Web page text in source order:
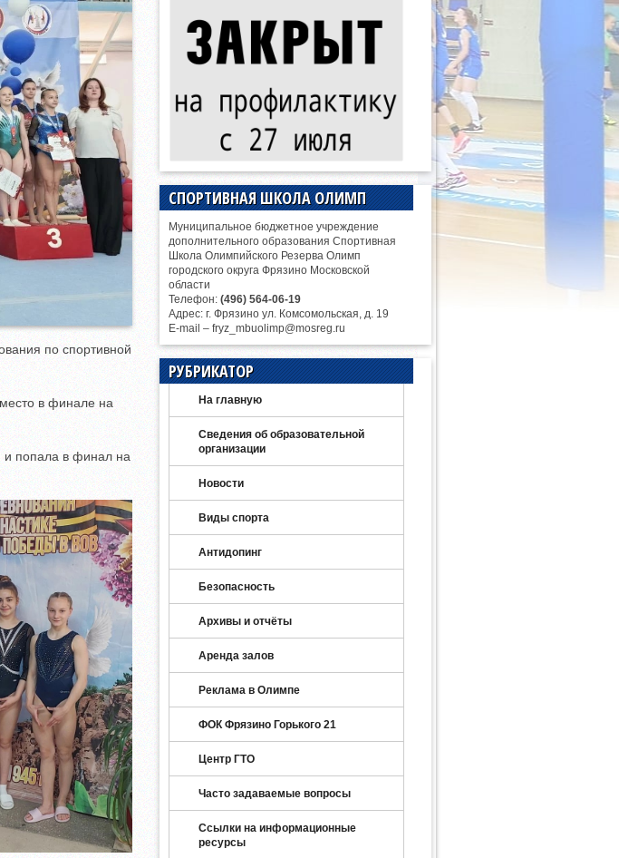
по спортивной
в финале на
и попала в финал на
СПОРТИВНАЯ ШКОЛА ОЛИМП
Муниципальное бюджетное учреждение
дополнительного образования Спортивная
Школа Олимпийского Резерва Олимп
городского округа Фрязино Московской
области
Телефон: (496) 564-06-19
Адрес: г. Фрязино ул. Комсомольская, д. 19
E-mail – fryz_mbuolimp@mosreg.ru
РУБРИКАТОР
На главную
Сведения об образовательной
организации
Новости
Виды спорта
Антидопинг
Безопасность
Архивы и отчёты
Аренда залов
Реклама в Олимпе
ФОК Фрязино Горького 21
Центр ГТО
Часто задаваемые вопросы
Ссылки на информационные
ресурсы